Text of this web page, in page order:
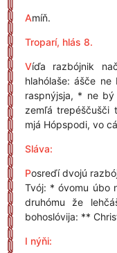
Amíň.
Troparí, hlás 8.
Víďa razbójnik
hlahólaše: ášče
raspnýjsja, * ne
zemľá trepéščušči
mjá Hópspodi, vo
Sláva:
Posreďí dvojú
Tvój: * óvomu úbo
druhómu že
bohoslóvija: **
I nýňi: